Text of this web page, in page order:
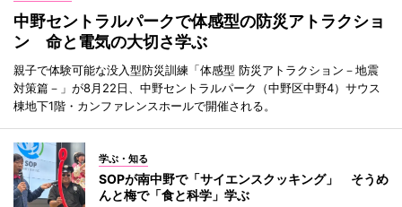
中野セントラルパークで体感型の防災アトラクショ
ン 命と電気の大切さ学ぶ
親子で体験可能な没入型防災訓練「体感型 防災アトラクション－地震
対策篇－」が8月22日、中野セントラルパーク（中野区中野4）サウス
棟地下1階・カンファレンスホールで開催される。
学ぶ・知る
SOPが南中野で「サイエンスクッキング」 そうめ
んと梅で「食と科学」学ぶ